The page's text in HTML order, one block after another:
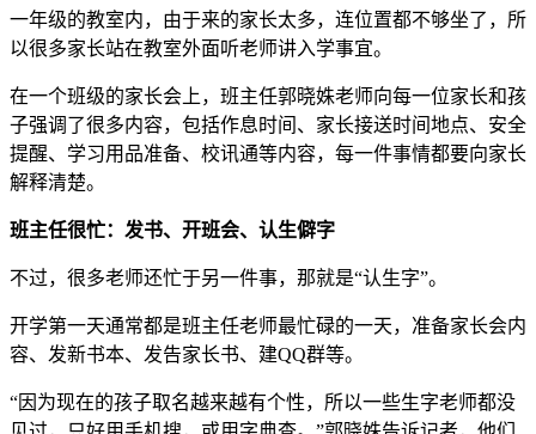
一年级的教室内，由于来的家长太多，连位置都不够坐了，所
以很多家长站在教室外面听老师讲入学事宜。
在一个班级的家长会上，班主任郭晓姝老师向每一位家长和孩
子强调了很多内容，包括作息时间、家长接送时间地点、安全
提醒、学习用品准备、校讯通等内容，每一件事情都要向家长
解释清楚。
班主任很忙：发书、开班会、认生僻字
不过，很多老师还忙于另一件事，那就是“认生字”。
开学第一天通常都是班主任老师最忙碌的一天，准备家长会内
容、发新书本、发告家长书、建QQ群等。
“因为现在的孩子取名越来越有个性，所以一些生字老师都没